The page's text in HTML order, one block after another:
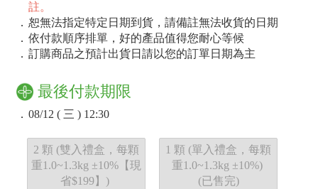
註。
． 恕無法指定特定日期到貨，請備註無法收貨的日期
． 依付款順序排單，好的產品值得您耐心等候
． 訂購商品之預計出貨日請以您的訂單日期為主
最後付款期限
． 08/12 ( 三 ) 12:30
2 顆 (雙入禮盒，每顆
重1.0~1.3kg ±10%【現
省$199】)
1 顆 (單入禮盒，每顆
重1.0~1.3kg ±10%)
(已售完)